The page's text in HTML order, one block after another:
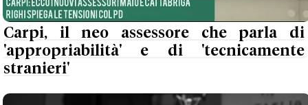
Carpi, il neo assessore che parla di
'appropriabilità' e di 'tecnicamente
stranieri'